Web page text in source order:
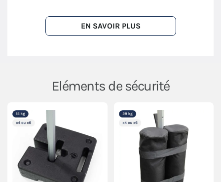
EN SAVOIR PLUS
Eléments de sécurité